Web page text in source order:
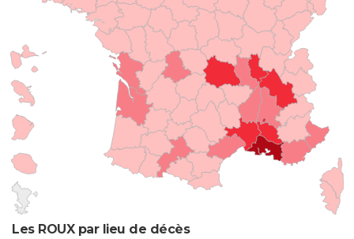
Les ROUX par lieu de décès